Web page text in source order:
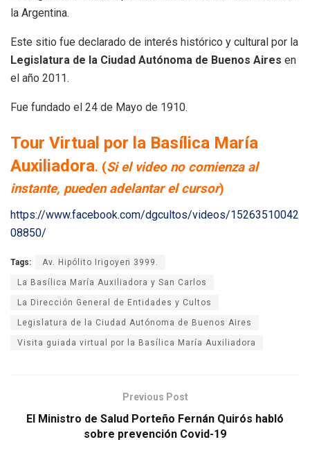
la Argentina.
Este sitio fue declarado de interés histórico y cultural por la
Legislatura de la Ciudad Autónoma de Buenos Aires en
el año 2011.
Fue fundado el 24 de Mayo de 1910.
Tour Virtual por la Basílica María
Auxiliadora. (Si el video no comienza al
instante, pueden adelantar el cursor)
https://www.facebook.com/dgcultos/videos/15263510042
08850/
Tags: Av. Hipólito Irigoyen 3999.
La Basílica María Auxiliadora y San Carlos
La Dirección General de Entidades y Cultos
Legislatura de la Ciudad Autónoma de Buenos Aires
Visita guiada virtual por la Basílica María Auxiliadora
Previous Post
El Ministro de Salud Porteño Fernán Quirós habló
sobre prevención Covid-19